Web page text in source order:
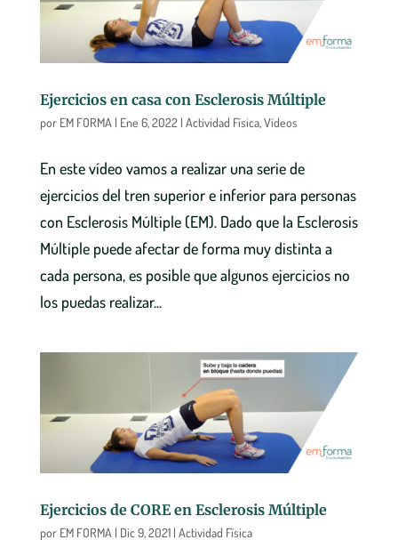
Ejercicios en casa con Esclerosis Múltiple
por EM FORMA | Ene 6, 2022| Actividad Física,Vídeos
En este vídeo vamos a realizar una serie de
ejercicios del tren superior e inferior para personas
con Esclerosis Múltiple (EM). Dado que la Esclerosis
Múltiple puede afectar de forma muy distinta a
cada persona, es posible que algunos ejercicios no
los puedas realizar...
Ejercicios de CORE en Esclerosis Múltiple
por EM FORMA | Dic 9, 2021| Actividad Física